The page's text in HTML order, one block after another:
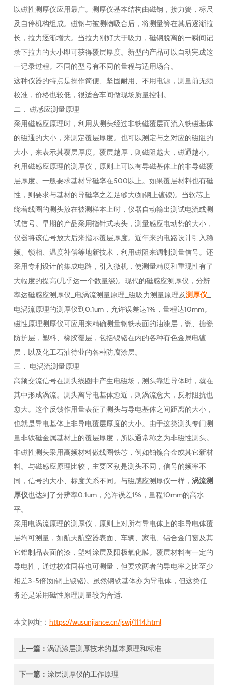
以磁性测厚仪应用最广。测厚仪基本结构由磁钢，接力簧，标尺
及自停机构组成。磁钢与被测物吸合后，将测量簧在其后逐渐拉
长，拉力逐渐增大。当拉力刚好大于吸力，磁钢脱离的一瞬间记
录下拉力的大小即可获得覆层厚度。新型的产品可以自动完成这
一记录过程。不同的型号有不同的量程与适用场合。
这种仪器的特点是操作简便、坚固耐用、不用电源，测量前无须
校准，价格也较低，很适合车间做现场质量控制。
二． 磁感应测量原理
采用磁感应原理时，利用从测头经过非铁磁覆层而流入铁磁基体
的磁通的大小，来测定覆层厚度。也可以测定与之对应的磁阻的
大小，来表示其覆层厚度。覆层越厚，则磁阻越大，磁通越小。
利用磁感应原理的测厚仪，原则上可以有导磁基体上的非导磁覆
层厚度。一般要求基材导磁率在500以上。如果覆层材料也有磁
性，则要求与基材的导磁率之差足够大(如钢上镀镍)。当软芯上
绕着线圈的测头放在被测样本上时，仪器自动输出测试电流或测
试信号。早期的产品采用指针式表头，测量感应电动势的大小，
仪器将该信号放大后来指示覆层厚度。近年来的电路设计引入稳
频、锁相、温度补偿等地新技术，利用磁阻来调制测量信号。还
采用专利设计的集成电路，引入微机，使测量精度和重现性有了
大幅度的提高(几乎达一个数量级)。现代的磁感应测厚仪，分辨
率达磁感应测厚仪_电涡流测量原理_磁吸力测量原理及测厚仪
电涡流原理的测厚仪到0.1um，允许误差达1%，量程达10mm。
磁性原理测厚仪可应用来精确测量钢铁表面的油漆层，瓷、搪瓷
防护层，塑料、橡胶覆层，包括镍铬在内的各种有色金属电镀
层，以及化工石油待业的各种防腐涂层。
三． 电涡流测量原理
高频交流信号在测头线圈中产生电磁场，测头靠近导体时，就在
其中形成涡流。测头离导电基体愈近，则涡流愈大，反射阻抗也
愈大。这个反馈作用量表征了测头与导电基体之间距离的大小，
也就是导电基体上非导电覆层厚度的大小。由于这类测头专门测
量非铁磁金属基材上的覆层厚度，所以通常称之为非磁性测头。
非磁性测头采用高频材料做线圈铁芯，例如铂镍合金或其它新材
料。与磁感应原理比较，主要区别是测头不同，信号的频率不
同，信号的大小、标度关系不同。与磁感应测厚仪一样，涡流测
厚仪也达到了分辨率0.1um，允许误差1%，量程10mm的高水
平。
采用电涡流原理的测厚仪，原则上对所有导电体上的非导电体覆
层均可测量，如航天航空器表面、车辆、家电、铝合金门窗及其
它铝制品表面的漆，塑料涂层及阳极氧化膜。覆层材料有一定的
导电性，通过校准同样也可测量，但要求两者的导电率之比至少
相差3-5倍(如铜上镀铬)。虽然钢铁基体亦为导电体，但这类任
务还是采用磁性原理测量较为合适.
本文网址：https://wusunjiance.cn/jswj/1114.html
上一篇：涡流涂层测厚技术的基本原理和标准
下一篇：涂层测厚仪的工作原理